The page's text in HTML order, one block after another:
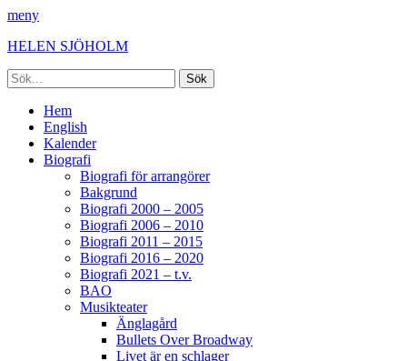
meny
HELEN SJÖHOLM
Sök
efter:
[label]
Primär
meny
Hoppa
innehåll
Hem
English
Kalender
Biografi
Biografi för arrangörer
Bakgrund
Biografi 2000 – 2005
Biografi 2006 – 2010
Biografi 2011 – 2015
Biografi 2016 – 2020
Biografi 2021 – t.v.
BAO
Musikteater
Änglagård
Bullets Over Broadway
Livet är en schlager